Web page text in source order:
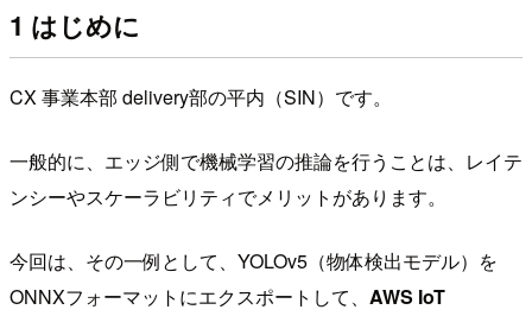
1 はじめに
CX 事業本部 delivery部の平内（SIN）です。
一般的に、エッジ側で機械学習の推論を行うことは、レイテ
ンシーやスケーラビリティでメリットがあります。
今回は、その一例として、YOLOv5（物体検出モデル）を
ONNXフォーマットにエクスポートして、 AWS IoT